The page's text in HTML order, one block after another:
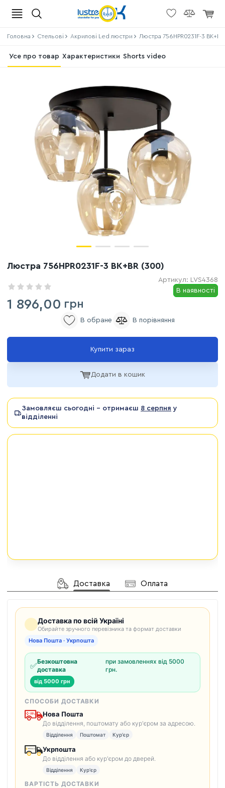
Головна Стельові Акрилові Led люстри Люстра 756HPR0231F-3
Усе про товар Характеристики Shorts video
Люстра 756HPR0231F-3 BK+BR (300)
Артикул: LVS4368
В наявності
1 896,00 грн
Додати в кошик
Замовляєш сьогодні - отримаєш 8 серпня у
відділенні
Купити зараз
Доставка Оплата
Доставка по всій Україні
Обирайте зручного перевізника та формат доставки
Нова Пошта · Укрпошта
✅Безкоштовна
доставка
при замовленнях від 5000
грн.
від 5000 грн
СПОСОБИ ДОСТАВКИ
Нова Пошта
До відділення, поштомату або кур'єром за адресою.
Відділення Поштомат Кур'єр
Укрпошта
До відділення або кур'єром до дверей.
Відділення Кур'єр
ВАРТІСТЬ ДОСТАВКИ